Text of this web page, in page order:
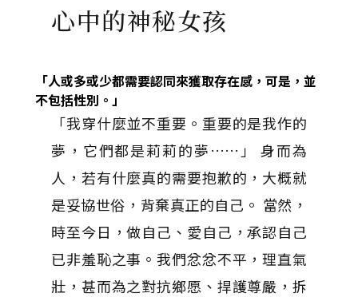
心中的神秘女孩
「人或多或少都需要認同來獲取存在感，可是，並
不包括性別。」
「我穿什麼並不重要。重要的是我作的
夢，它們都是莉莉的夢……」 身而為
人，若有什麼真的需要抱歉的，大概就
是妥協世俗，背棄真正的自己。 當然，
時至今日，做自己、愛自己，承認自己
已非羞恥之事。我們忿忿不平，理直氣
壯，甚而為之對抗鄉愿、捍護尊嚴，拆